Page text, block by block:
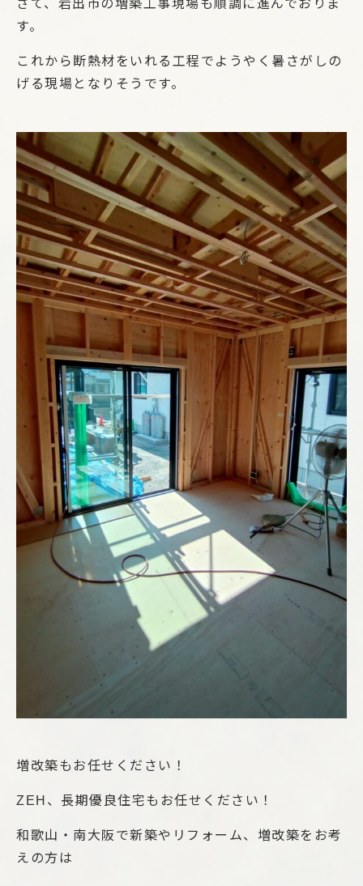
さて、岩出市の増築工事現場も順調に進んでおりま
す。
これから断熱材をいれる工程でようやく暑さがしの
げる現場となりそうです。
増改築もお任せください！
ZEH、長期優良住宅もお任せください！
和歌山・南大阪で新築やリフォーム、増改築をお考
えの方は